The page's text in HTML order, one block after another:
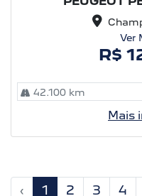
Ver
R$
42.100 km
Mais
‹ 1 2 3 4